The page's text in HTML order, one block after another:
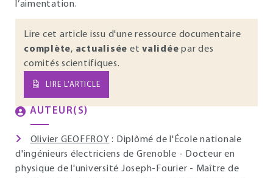
l’aimentation.
Lire cet article issu d'une ressource documentaire
complète, actualisée et validée par des
comités scientifiques.
LIRE L’ARTICLE
AUTEUR(S)
Olivier GEOFFROY : Diplômé de l'École nationale
d'ingénieurs électriciens de Grenoble - Docteur en
physique de l'université Joseph-Fourier - Maître de